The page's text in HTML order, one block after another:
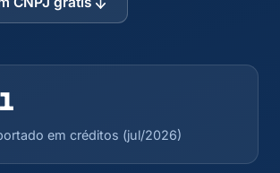
em créditos (jul/2026)